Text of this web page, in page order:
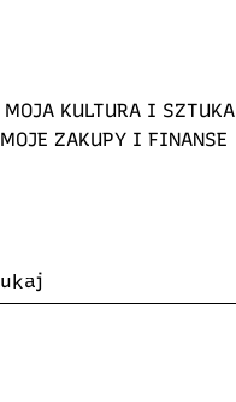
MOJA KULTURA I SZTUKA
MOJE ZAKUPY I FINANSE